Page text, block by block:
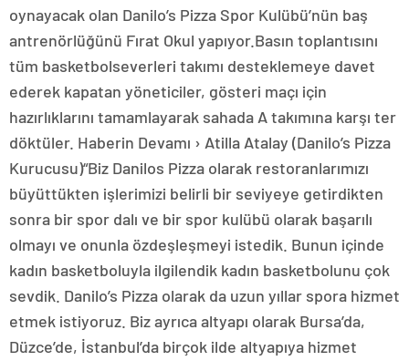
oynayacak olan Danilo’s Pizza Spor Kulübü’nün baş
antrenörlüğünü Fırat Okul yapıyor.Basın toplantısını
tüm basketbolseverleri takımı desteklemeye davet
ederek kapatan yöneticiler, gösteri maçı için
hazırlıklarını tamamlayarak sahada A takımına karşı ter
döktüler. Haberin Devamı › Atilla Atalay (Danilo’s Pizza
Kurucusu)“Biz Danilos Pizza olarak restoranlarımızı
büyüttükten işlerimizi belirli bir seviyeye getirdikten
sonra bir spor dalı ve bir spor kulübü olarak başarılı
olmayı ve onunla özdeşleşmeyi istedik. Bunun içinde
kadın basketboluyla ilgilendik kadın basketbolunu çok
sevdik. Danilo’s Pizza olarak da uzun yıllar spora hizmet
etmek istiyoruz. Biz ayrıca altyapı olarak Bursa’da,
Düzce’de, İstanbul’da birçok ilde altyapıya hizmet